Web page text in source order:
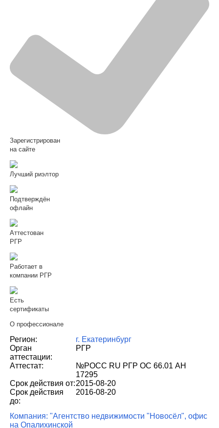
Зарегистрирован
на сайте
Лучший риэлтор
Подтверждён
офлайн
Аттестован
РГР
Работает в
компании РГР
Есть
сертификаты
О профессионале
Регион:
г. Екатеринбург
Орган
аттестации:
РГР
Аттестат:
№РОСС RU РГР ОС 66.01 АН
17295
Срок действия от:2015-08-20
Срок действия
до:
2016-08-20
Компания: "Агентство недвижимости "Новосёл", офис
на Опалихинской